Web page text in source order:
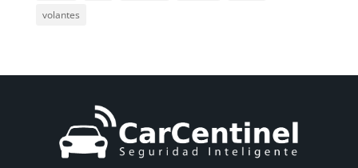
volantes